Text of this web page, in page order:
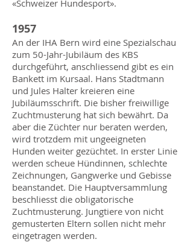
«Schweizer Hundesport».
1957
An der IHA Bern wird eine Spezialschau
zum 50-Jahr-Jubiläum des KBS
durchgeführt, anschliessend gibt es ein
Bankett im Kursaal. Hans Stadtmann
und Jules Halter kreieren eine
Jubiläumsschrift. Die bisher freiwillige
Zuchtmusterung hat sich bewährt. Da
aber die Züchter nur beraten werden,
wird trotzdem mit ungeeigneten
Hunden weiter gezüchtet. In erster Linie
werden scheue Hündinnen, schlechte
Zeichnungen, Gangwerke und Gebisse
beanstandet. Die Hauptversammlung
beschliesst die obligatorische
Zuchtmusterung. Jungtiere von nicht
gemusterten Eltern sollen nicht mehr
eingetragen werden.